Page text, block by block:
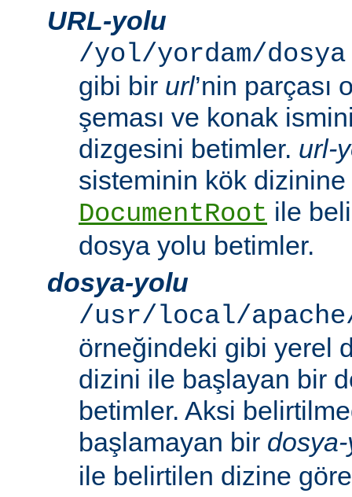
URL-yolu
/yol/yordam/
gibi bir url’nin parçası
şeması ve konak
dizgesini betimler. url-
sisteminin kök
DocumentRoot ile
dosya yolu betimler.
dosya-yolu
/usr/local/
örneğindeki gibi yerel
dizini ile başlayan bir
betimler. Aksi
başlamayan bir
ile belirtilen dizine göre